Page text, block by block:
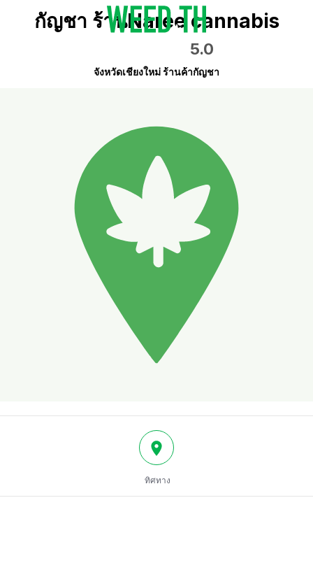
กัญชา ร้านNaree cannabis
5.0
จังหวัดเชียงใหม่ ร้านค้ากัญชา
ทิศทาง